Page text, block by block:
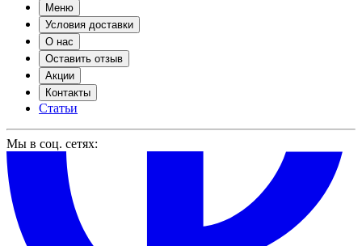
Меню
Условия доставки
О нас
Оставить отзыв
Акции
Контакты
Статьи
Мы в соц. сетях: